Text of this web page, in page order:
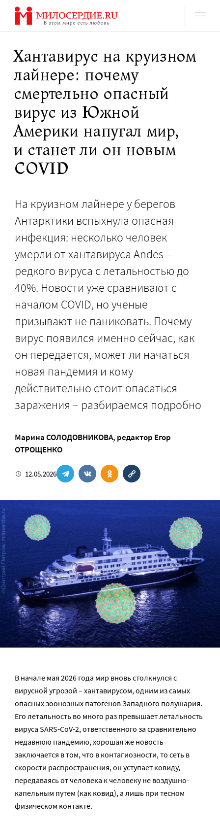
Перейти
содержанию
Хантавирус на круизном
лайнере: почему
смертельно опасный
вирус из Южной
Америки напугал мир,
и станет ли он новым
COVID
На круизном лайнере у берегов
Антарктики вспыхнула опасная
инфекция: несколько человек
умерли от хантавируса Andes –
редкого вируса с летальностью до
40%. Новости уже сравнивают с
началом COVID, но ученые
призывают не паниковать. Почему
вирус появился именно сейчас, как
он передается, может ли начаться
новая пандемия и кому
действительно стоит опасаться
заражения – разбираемся подробно
Марина СОЛОДОВНИКОВА, редактор Егор
ОТРОЩЕНКО
12.05.2026
В начале мая 2026 года мир вновь столкнулся с
вирусной угрозой – хантавирусом, одним из самых
опасных зоонозных патогенов Западного полушария.
Его летальность во много раз превышает летальность
вируса SARS-CoV-2, ответственного за сравнительно
недавнюю пандемию, хорошая же новость
заключается в том, что в контагиозности, то сеть в
скорости распространения, он уступает ковиду,
передаваясь от человека к человеку не воздушно-
капельным путем (как ковид), а лишь при тесном
физическом контакте.